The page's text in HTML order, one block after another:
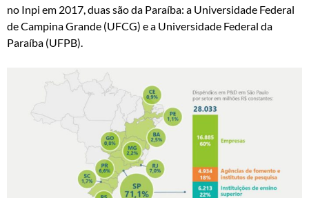
no Inpi em 2017, duas são da Paraíba: a Universidade Federal
de Campina Grande (UFCG) e a Universidade Federal da
Paraíba (UFPB).